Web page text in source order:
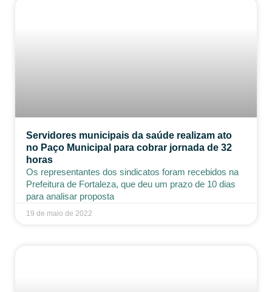
Servidores municipais da saúde realizam ato
no Paço Municipal para cobrar jornada de 32
horas
Os representantes dos sindicatos foram recebidos na
Prefeitura de Fortaleza, que deu um prazo de 10 dias
para analisar proposta
19 de maio de 2022